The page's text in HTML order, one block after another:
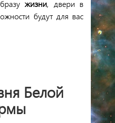
жизни, двери в
будут для вас
Белой